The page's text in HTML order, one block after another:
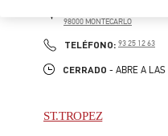
98000MONTECARLO
TELÉFONO: PHONE
93 25 12 63
CERRADO - ABRE A LAS
ST.TROPEZ